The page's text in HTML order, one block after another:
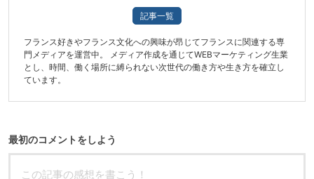
記事一覧
フランス好きやフランス文化への興味が昂じてフランスに関連する専
門メディアを運営中。 メディア作成を通じてWEBマーケティング生業
とし、時間、働く場所に縛られない次世代の働き方や生き方を確立し
ています。
最初のコメントをしよう